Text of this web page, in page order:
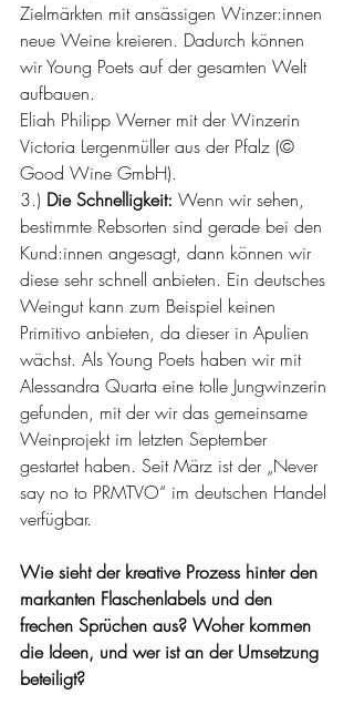
Zielmärkten mit ansässigen Winzer:innen
neue Weine kreieren. Dadurch können
wir Young Poets auf der gesamten Welt
aufbauen.
Eliah Philipp Werner mit der Winzerin
Victoria Lergenmüller aus der Pfalz (©
Good Wine GmbH).
3.) Die Schnelligkeit: Wenn wir sehen,
bestimmte Rebsorten sind gerade bei den
Kund:innen angesagt, dann können wir
diese sehr schnell anbieten. Ein deutsches
Weingut kann zum Beispiel keinen
Primitivo anbieten, da dieser in Apulien
wächst. Als Young Poets haben wir mit
Alessandra Quarta eine tolle Jungwinzerin
gefunden, mit der wir das gemeinsame
Weinprojekt im letzten September
gestartet haben. Seit März ist der „Never
say no to PRMTVO“ im deutschen Handel
verfügbar.
Wie sieht der kreative Prozess hinter den
markanten Flaschenlabels und den
frechen Sprüchen aus? Woher kommen
die Ideen, und wer ist an der Umsetzung
beteiligt?